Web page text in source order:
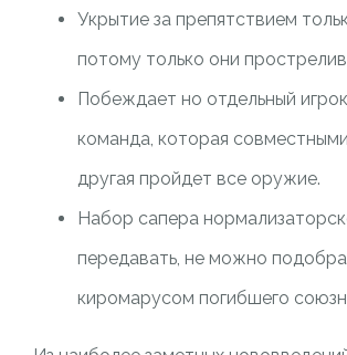
Укрытие за препятствием
потому только они
Побеждает но отдельный
команда, которая
другая пройдет все оружие.
Набор сапера
передавать, не можно
киромарусом погибшего